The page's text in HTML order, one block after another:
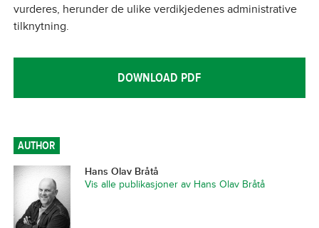
vurderes, herunder de ulike verdikjedenes administrative
tilknytning.
DOWNLOAD PDF
AUTHOR
Hans Olav Bråtå
Vis alle publikasjoner av Hans Olav Bråtå